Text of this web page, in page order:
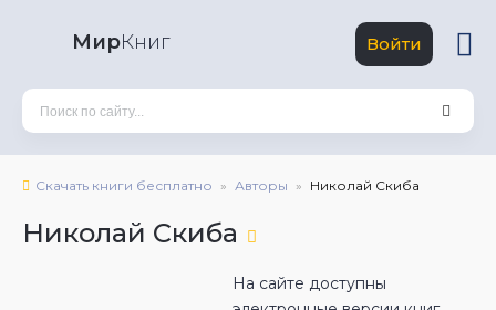
МирКниг Войти
Скачать книги бесплатно Авторы Николай Скиба
Николай Скиба
На сайте доступны